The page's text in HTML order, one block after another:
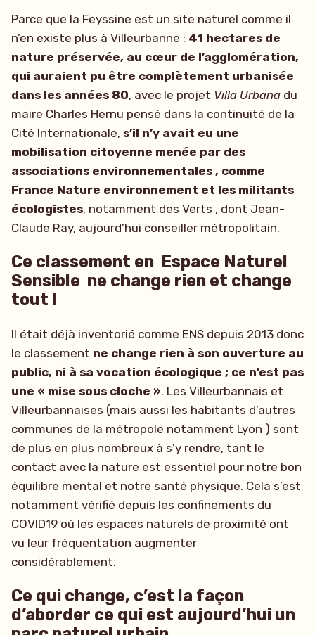
Parce que la Feyssine est un site naturel comme il
n’en existe plus à Villeurbanne : 41 hectares de
nature préservée, au cœur de l’agglomération,
qui auraient pu être complètement urbanisée
dans les années 80, avec le projet Villa Urbana du
maire Charles Hernu pensé dans la continuité de la
Cité Internationale, s’il n’y avait eu une
mobilisation citoyenne menée par des
associations environnementales , comme
France Nature environnement et les militants
écologistes, notamment des Verts , dont Jean-
Claude Ray, aujourd’hui conseiller métropolitain.
Ce classement en Espace Naturel
Sensible ne change rien et change
tout !
Il était déjà inventorié comme ENS depuis 2013 donc
le classement ne change rien à son ouverture au
public, ni à sa vocation écologique ; ce n’est pas
une « mise sous cloche ». Les Villeurbannais et
Villeurbannaises (mais aussi les habitants d’autres
communes de la métropole notamment Lyon ) sont
de plus en plus nombreux à s’y rendre, tant le
contact avec la nature est essentiel pour notre bon
équilibre mental et notre santé physique. Cela s’est
notamment vérifié depuis les confinements du
COVID19 où les espaces naturels de proximité ont
vu leur fréquentation augmenter
considérablement.
Ce qui change, c’est la façon
d’aborder ce qui est aujourd’hui un